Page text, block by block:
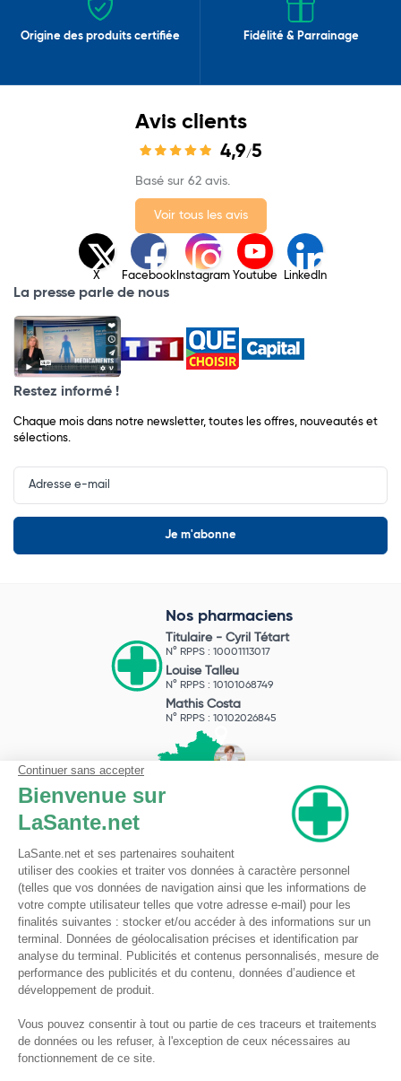
Origine des produits certifiée Fidélité & Parrainage
Avis clients
4,9/5
Basé sur 62 avis.
Voir tous les avis
X Facebook Instagram Youtube LinkedIn
La presse parle de nous
Restez informé !
Chaque mois dans notre newsletter, toutes les offres, nouveautés et
sélections.
Input
Newsletter
Nos pharmaciens
Titulaire - Cyril Tétart
N° RPPS : 10001113017
Louise Talleu
N° RPPS : 10101068749
Mathis Costa
N° RPPS : 10102026845
Pharmacie du Bizet
Licence ARS : 590009874
Licence Ordinale : 126921
49 boulevard Bizet
59650 Villeneuve d'Ascq
Contactez-nous !